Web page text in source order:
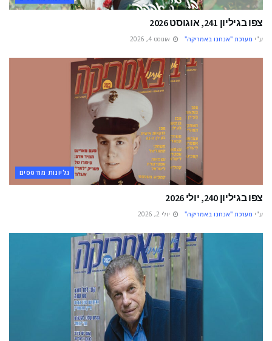
צפו בגיליון 241, אוגוסט 2026
ע"י מערכת "אנחנו באמריקה" אוגוסט 4, 2026
גליונות מודפסים
צפו בגיליון 240, יולי 2026
ע"י מערכת "אנחנו באמריקה" יולי 2, 2026